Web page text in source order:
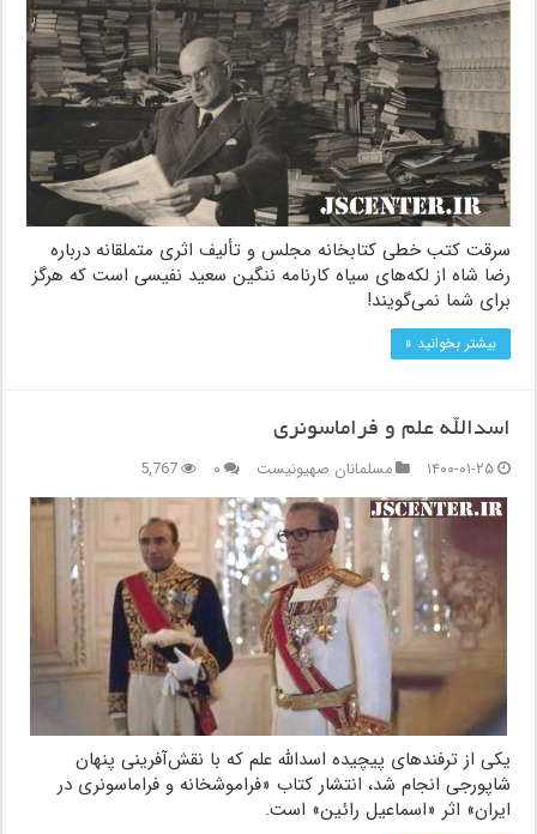
سرقت کتب خطی کتابخانه مجلس و تألیف اثری متملقانه درباره
رضا شاه از لکه‌های سیاه کارنامه ننگین سعید نفیسی است که هرگز
برای شما نمی‌گویند!
بیشتر بخوانید »
اسدالله علم و فراماسونری
۱۴۰۰-۰۱-۲۵
مسلمانان صهیونیست ۰ 5,767
یکی از ترفندهای پیچیده اسدالله علم که با نقش‌آفرینی پنهان
شاپورجی انجام شد، انتشار کتاب «فراموشخانه و فراماسونری در
ایران» اثر «اسماعیل رائین» است.